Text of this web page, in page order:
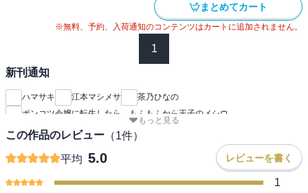
まとめてカート
※無料、予約、入荷通知のコンテンツはカートに追加されません。
1
新刊通知
ハマサキ 江本マシメサ
茶乃ひなの
ポンコツ令嬢に転生したら、もふもふから王子のメシウ
もっと見る
この作品のレビュー （1件）
平均 5.0 レビューを書く
1